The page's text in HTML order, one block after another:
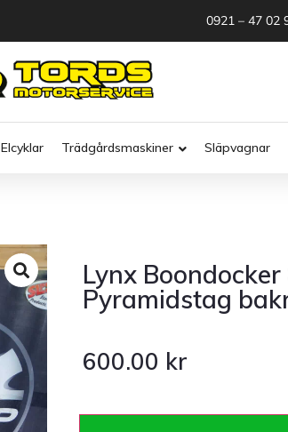
0921 – 47
Elcyklar Trädgårdsmaskiner Släpvagnar
Lynx
Pyramidstag
600.00 kr